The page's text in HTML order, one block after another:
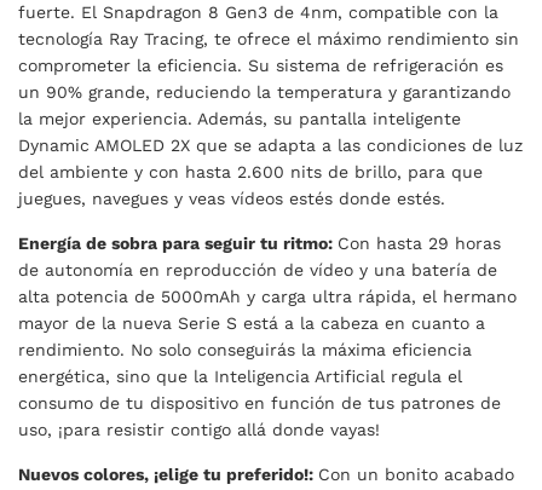
fuerte. El Snapdragon 8 Gen3 de 4nm, compatible con la
tecnología Ray Tracing, te ofrece el máximo rendimiento sin
comprometer la eficiencia. Su sistema de refrigeración es
un 90% grande, reduciendo la temperatura y garantizando
la mejor experiencia. Además, su pantalla inteligente
Dynamic AMOLED 2X que se adapta a las condiciones de luz
del ambiente y con hasta 2.600 nits de brillo, para que
juegues, navegues y veas vídeos estés donde estés.
Energía de sobra para seguir tu ritmo: Con hasta 29 horas
de autonomía en reproducción de vídeo y una batería de
alta potencia de 5000mAh y carga ultra rápida, el hermano
mayor de la nueva Serie S está a la cabeza en cuanto a
rendimiento. No solo conseguirás la máxima eficiencia
energética, sino que la Inteligencia Artificial regula el
consumo de tu dispositivo en función de tus patrones de
uso, ¡para resistir contigo allá donde vayas!
Nuevos colores, ¡elige tu preferido!: Con un bonito acabado